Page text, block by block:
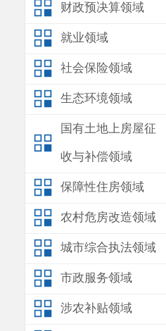
财政预决算领域
就业领域
社会保险领域
生态环境领域
国有土地上房屋征
收与补偿领域
保障性住房领域
农村危房改造领域
城市综合执法领域
市政服务领域
涉农补贴领域